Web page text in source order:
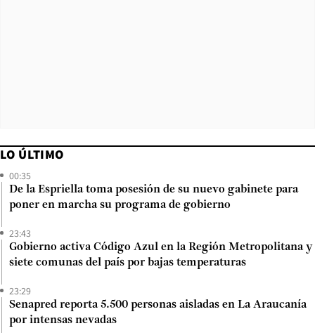
LO ÚLTIMO
00:35
De la Espriella toma posesión de su nuevo gabinete para
poner en marcha su programa de gobierno
23:43
Gobierno activa Código Azul en la Región Metropolitana y
siete comunas del país por bajas temperaturas
23:29
Senapred reporta 5.500 personas aisladas en La Araucanía
por intensas nevadas